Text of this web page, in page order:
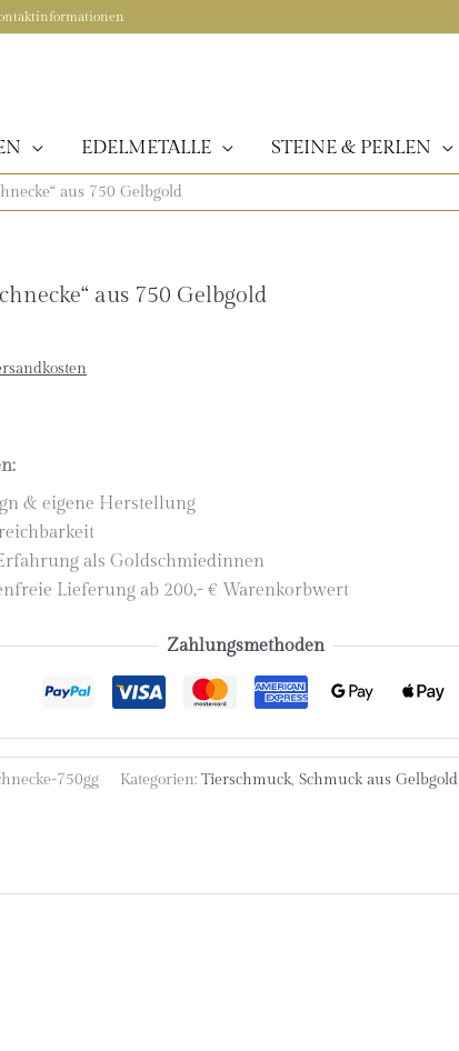
EDELMETALLE STEINE & PERLEN
aus 750 Gelbgold
aus 750 Gelbgold
& eigene Herstellung
als Goldschmiedinnen
Lieferung ab 200,- € Warenkorbwert
Zahlungsmethoden
750gg Kategorien: Tierschmuck, Schmuck aus Gelbgold